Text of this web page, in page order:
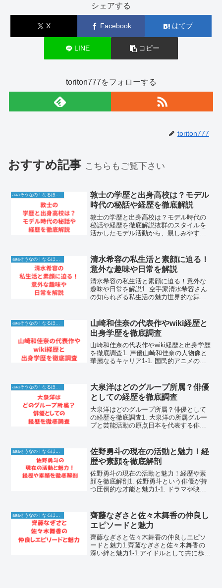
シェアする
X Facebook はてブ
LINE コピー
toriton777をフォローする
toriton777
おすすめ記事 こちらもご覧下さい
aaaそうなの！なるほど！情報
敦士の学歴と出身高校は？モデル
時代の秘話や経歴を徹底解説
敦士の学歴と出身高校は？モデル時代の
秘話や経歴を徹底解説抜群のスタイルを
活かしたモデル活動から、親しみやすい
能を発揮している敦士さん。その高身長
から繰り出されるダイナミ...
清水希容の私生活と素顔に迫る！
意外な趣味や日常を解説
清水希容の私生活と素顔に迫る！意外な
趣味や日常を解説1. 空手家清水希容さん
の知られざる私生活の魅力世界的な舞台
競技中の凛々しく厳しい表情とは対照的
に、普段の彼女はどの...
山崎和佳奈の代表作やwiki経歴と
出身学歴を徹底調査
山崎和佳奈の代表作やwiki経歴と出身学歴
を徹底調査1. 声優山崎和佳奈の人物像と
華麗なるキャリア1-1. 国民的アニメのヒ
ことのできない存在であり、その透き通
るような...
aaaそうなの！なるほど！情報
大泉洋はどのグループ所属？俳優
としての経歴を徹底調査
大泉洋はどのグループ所属？俳優として
の経歴を徹底調査1. 大泉洋の所属グルー
プと芸能活動の原点日本を代表する俳優
い日はないほどの活躍を続ける彼です
が、その活動のルーツや...
佐野勇斗の現在の活動と魅力！経
歴や素顔を徹底解剖
佐野勇斗の現在の活動と魅力！経歴や素
顔を徹底解剖1. 佐野勇斗という俳優が持
つ圧倒的な才能と魅力1-1. ドラマや映画
をこなす実力派として知られています。
彼の魅力は、単...
齊藤なぎさと佐々木舞香の仲良し
エピソードと魅力
齊藤なぎさと佐々木舞香の仲良しエピソ
ードと魅力1.齊藤なぎさと佐々木舞香の
深い絆と魅力1-1.アイドルとして共に歩ん